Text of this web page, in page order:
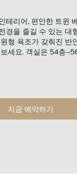
테리어, 편안한 트윈
경을 즐길 수 있는 대
형 욕조가 갖춰진 반
세요. 객실은 54층
지금 예약하기